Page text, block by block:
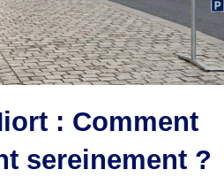
: Comment
sereinement ?